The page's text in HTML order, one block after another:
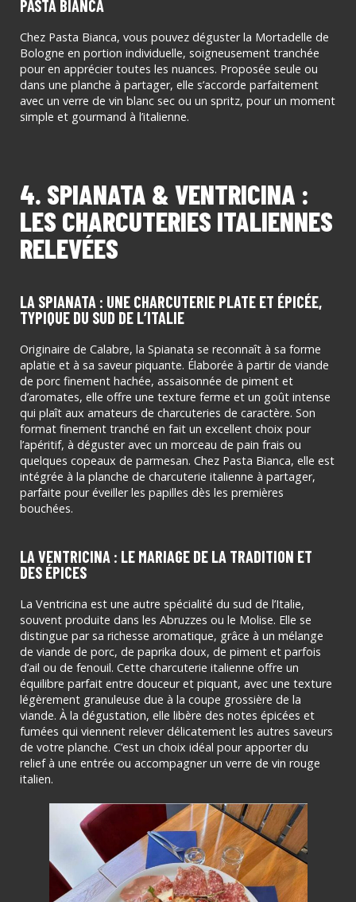
PASTA BIANCA
Chez Pasta Bianca, vous pouvez déguster la Mortadelle de
Bologne en portion individuelle, soigneusement tranchée
pour en apprécier toutes les nuances. Proposée seule ou
dans une planche à partager, elle s’accorde parfaitement
avec un verre de vin blanc sec ou un spritz, pour un moment
simple et gourmand à l’italienne.
4. SPIANATA & VENTRICINA :
LES CHARCUTERIES ITALIENNES
RELEVÉES
LA SPIANATA : UNE CHARCUTERIE PLATE ET ÉPICÉE,
TYPIQUE DU SUD DE L’ITALIE
Originaire de Calabre, la Spianata se reconnaît à sa forme
aplatie et à sa saveur piquante. Élaborée à partir de viande
de porc finement hachée, assaisonnée de piment et
d’aromates, elle offre une texture ferme et un goût intense
qui plaît aux amateurs de charcuteries de caractère. Son
format finement tranché en fait un excellent choix pour
l’apéritif, à déguster avec un morceau de pain frais ou
quelques copeaux de parmesan. Chez Pasta Bianca, elle est
intégrée à la planche de charcuterie italienne à partager,
parfaite pour éveiller les papilles dès les premières
bouchées.
LA VENTRICINA : LE MARIAGE DE LA TRADITION ET
DES ÉPICES
La Ventricina est une autre spécialité du sud de l’Italie,
souvent produite dans les Abruzzes ou le Molise. Elle se
distingue par sa richesse aromatique, grâce à un mélange
de viande de porc, de paprika doux, de piment et parfois
d’ail ou de fenouil. Cette charcuterie italienne offre un
équilibre parfait entre douceur et piquant, avec une texture
légèrement granuleuse due à la coupe grossière de la
viande. À la dégustation, elle libère des notes épicées et
fumées qui viennent relever délicatement les autres saveurs
de votre planche. C’est un choix idéal pour apporter du
relief à une entrée ou accompagner un verre de vin rouge
italien.